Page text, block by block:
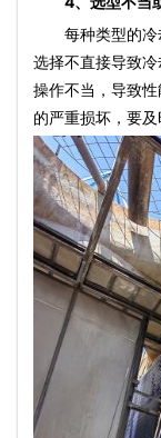
每种类型的冷
选择不直接导致冷
操作不当，导致
的严重损坏，要及